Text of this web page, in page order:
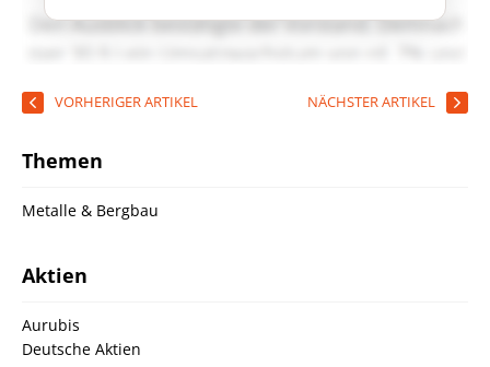
VORHERIGER ARTIKEL NÄCHSTER ARTIKEL
Themen
Metalle & Bergbau
Aktien
Aurubis
Deutsche Aktien